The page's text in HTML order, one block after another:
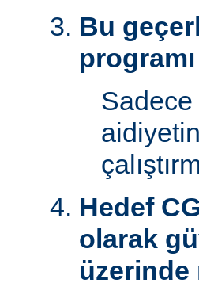
Bu
Sadece
Hedef
olarak
üzerinde